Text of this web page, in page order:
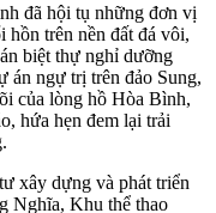
đã hội tụ những đơn vị
hồn trên nền đất đá vôi,
biệt thự nghỉ dưỡng
án ngự trị trên đảo Sung,
của lòng hồ Hòa Bình,
hứa hẹn đem lại trải
xây dựng và phát triển
Nghĩa, Khu thể thao